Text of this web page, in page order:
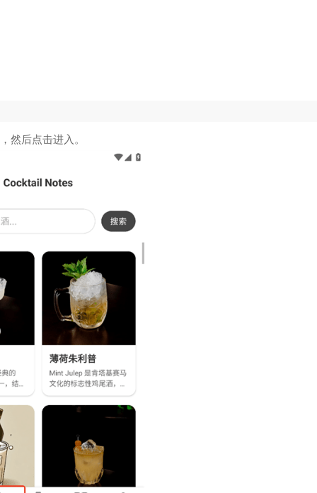
然后点击进入。